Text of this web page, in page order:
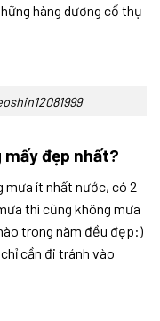
hàng dương cổ thụ
đẹp nhất?
mưa ít nhất nước, có 2
thì cũng không mưa
trong năm đều đẹp:)
cần đi tránh vào